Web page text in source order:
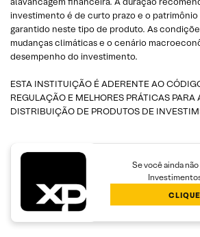
investimento é de curto prazo e o
garantido neste tipo de produto. As
mudanças climáticas e o cenário
desempenho do investimento.
ESTA INSTITUIÇÃO É ADERENTE AO
REGULAÇÃO E MELHORES PRÁTICAS PARA
DISTRIBUIÇÃO DE PRODUTOS DE
Se você ainda